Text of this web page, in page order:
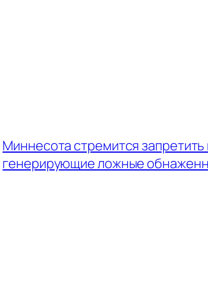
Миннесота стремится
генерирующие ложные